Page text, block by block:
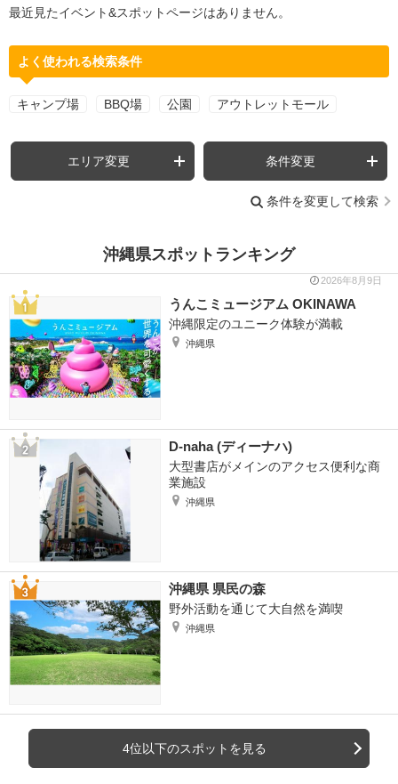
最近見たイベント&スポットページはありません。
よく使われる検索条件
キャンプ場 BBQ場 公園 アウトレットモール
エリア変更 条件変更
条件を変更して検索
沖縄県スポットランキング
2026年8月9日
うんこミュージアム OKINAWA
沖縄限定のユニーク体験が満載
沖縄県
D-naha (ディーナハ)
大型書店がメインのアクセス便利な商
業施設
沖縄県
沖縄県 県民の森
野外活動を通じて大自然を満喫
沖縄県
4位以下のスポットを見る